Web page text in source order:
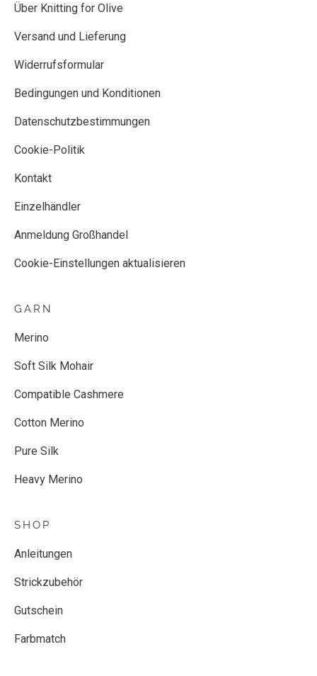
Über Knitting for Olive
Versand und Lieferung
Widerrufsformular
Bedingungen und Konditionen
Datenschutzbestimmungen
Cookie-Politik
Kontakt
Einzelhändler
Anmeldung Großhandel
Cookie-Einstellungen aktualisieren
GARN
Merino
Soft Silk Mohair
Compatible Cashmere
Cotton Merino
Pure Silk
Heavy Merino
SHOP
Anleitungen
Strickzubehör
Gutschein
Farbmatch